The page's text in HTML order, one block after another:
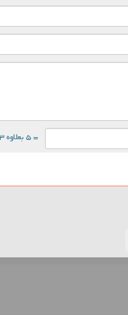
= ۵ بعلاوه ۳